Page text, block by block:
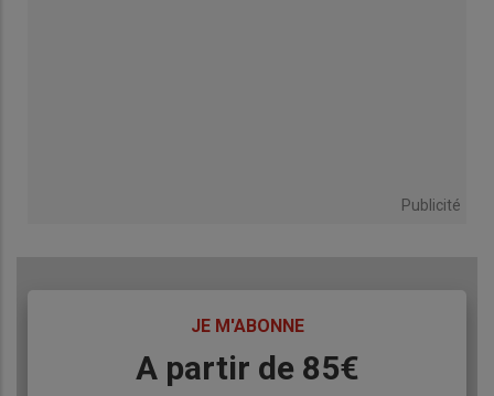
Publicité
JE M'ABONNE
A partir de 85€